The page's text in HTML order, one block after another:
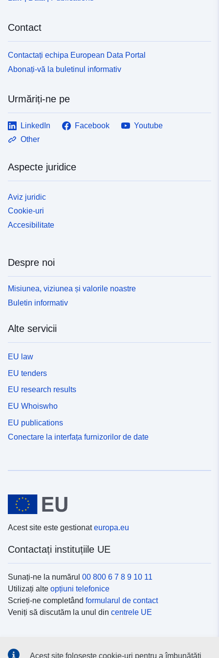
Contact
Contactați echipa European Data Portal
Abonați-vă la buletinul informativ
Urmăriți-ne pe
LinkedIn Facebook
Youtube
Other
Aspecte juridice
Aviz juridic
Cookie-uri
Accesibilitate
Despre noi
Misiunea, viziunea și valorile noastre
Buletin informativ
Alte servicii
EU law
EU tenders
EU research results
EU Whoiswho
EU publications
Conectare la interfața furnizorilor de date
Acest site este gestionateuropa.eu
Contactați instituțiile UE
Sunați-ne la numărul 00 800 6 7 8 9 10 11
Utilizați alte opțiuni telefonice
Scrieți-ne completând formularul de contact
Veniți să discutăm la unul din centrele UE
Acest site folosește cookie-uri pentru a îmbunătăți